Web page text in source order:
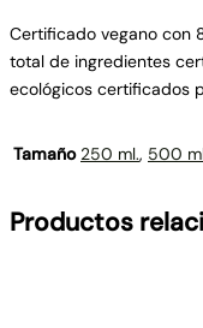
Certificado vegano con
total de ingredientes
ecológicos certificados
Tamaño 250 ml., 500
Productos